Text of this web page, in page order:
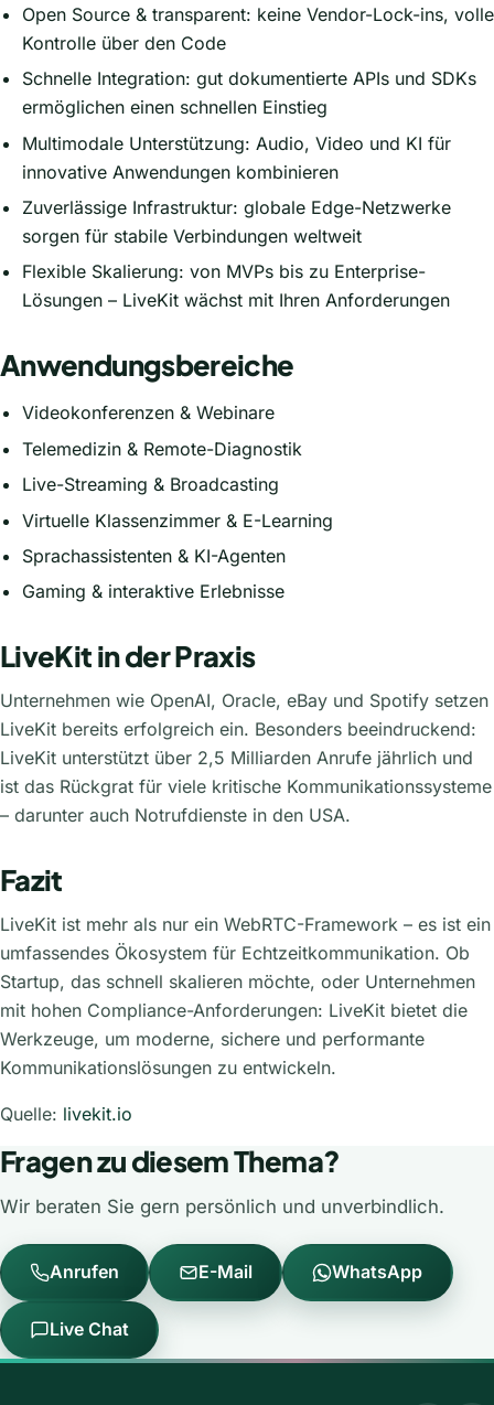
Open Source & transparent: keine Vendor-Lock-ins, volle
Kontrolle über den Code
Schnelle Integration: gut dokumentierte APIs und SDKs
ermöglichen einen schnellen Einstieg
Multimodale Unterstützung: Audio, Video und KI für
innovative Anwendungen kombinieren
Zuverlässige Infrastruktur: globale Edge-Netzwerke
sorgen für stabile Verbindungen weltweit
Flexible Skalierung: von MVPs bis zu Enterprise-
Lösungen – LiveKit wächst mit Ihren Anforderungen
Anwendungsbereiche
Videokonferenzen & Webinare
Telemedizin & Remote-Diagnostik
Live-Streaming & Broadcasting
Virtuelle Klassenzimmer & E-Learning
Sprachassistenten & KI-Agenten
Gaming & interaktive Erlebnisse
LiveKit in der Praxis
Unternehmen wie OpenAI, Oracle, eBay und Spotify setzen
LiveKit bereits erfolgreich ein. Besonders beeindruckend:
LiveKit unterstützt über 2,5 Milliarden Anrufe jährlich und
ist das Rückgrat für viele kritische Kommunikationssysteme
– darunter auch Notrufdienste in den USA.
Fazit
LiveKit ist mehr als nur ein WebRTC-Framework – es ist ein
umfassendes Ökosystem für Echtzeitkommunikation. Ob
Startup, das schnell skalieren möchte, oder Unternehmen
mit hohen Compliance-Anforderungen: LiveKit bietet die
Werkzeuge, um moderne, sichere und performante
Kommunikationslösungen zu entwickeln.
Quelle: livekit.io
Fragen zu diesem Thema?
Wir beraten Sie gern persönlich und unverbindlich.
Anrufen E-Mail WhatsApp
Live Chat